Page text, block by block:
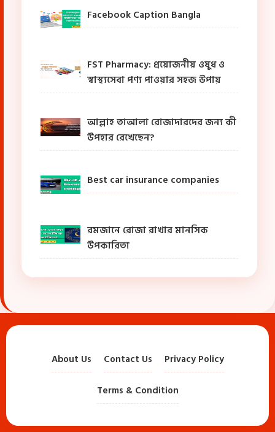
Facebook Caption Bangla
FST Pharmacy: প্রয়োজনীয় ওষুধ ও
স্বাস্থ্যসেবা পণ্য পাওয়ার সহজ উপায়
আল্লাহ তাআলা রোজাদারদের জন্য কী
উপহার রেখেছেন?
Best car insurance companies
রমজানে রোজা রাখার মানসিক
উপকারিতা
About Us Contact Us Privacy Policy
Terms & Condition